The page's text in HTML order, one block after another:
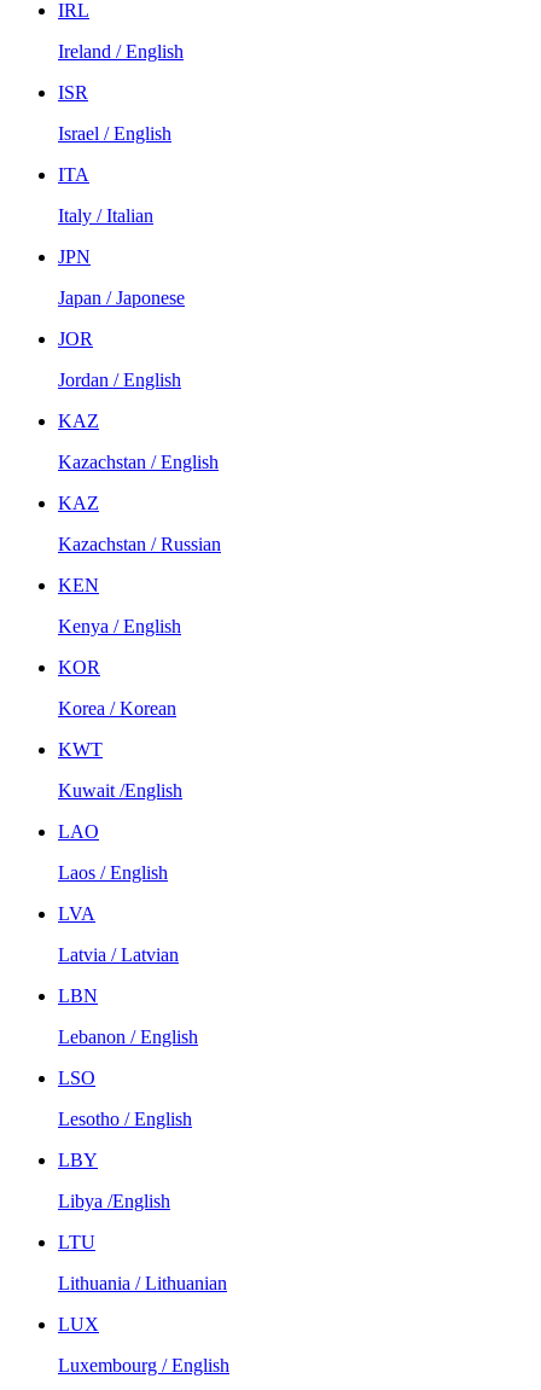
IRL
Ireland / English
ISR
Israel / English
ITA
Italy / Italian
JPN
Japan / Japonese
JOR
Jordan / English
KAZ
Kazachstan / English
KAZ
Kazachstan / Russian
KEN
Kenya / English
KOR
Korea / Korean
KWT
Kuwait /English
LAO
Laos / English
LVA
Latvia / Latvian
LBN
Lebanon / English
LSO
Lesotho / English
LBY
Libya /English
LTU
Lithuania / Lithuanian
LUX
Luxembourg / English